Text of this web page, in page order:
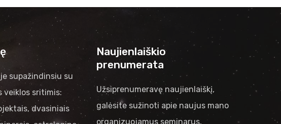
supažindinsiu su
veiklos sritimis:
dvasiniais
Naujienlaiškio
prenumerata
Užsiprenumeravę naujienlaiškį,
galėsite sužinoti apie naujus mano
organizuojamus seminarus,